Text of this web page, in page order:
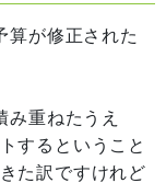
算が修正された
重ねたうえ
するということ
た訳ですけれど